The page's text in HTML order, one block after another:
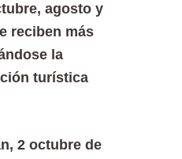
agosto y
reciben más
la
turística
2 octubre de